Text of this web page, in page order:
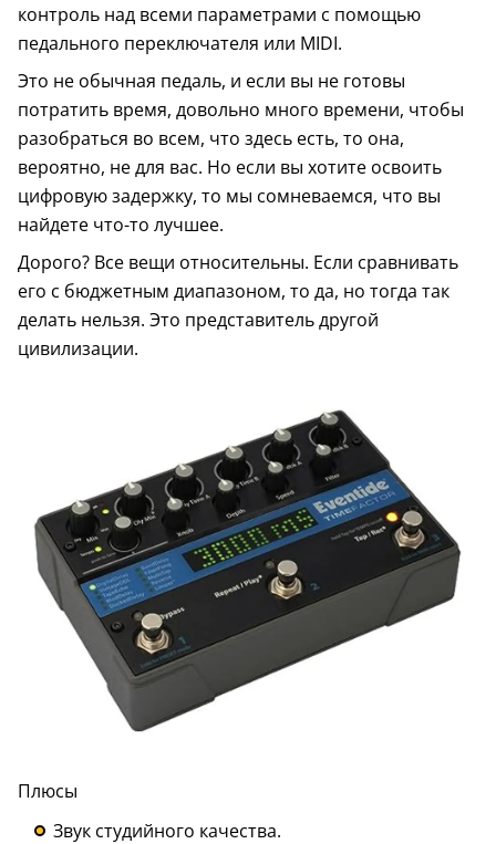
контроль над всеми параметрами с помощью
педального переключателя или MIDI.
Это не обычная педаль, и если вы не готовы
потратить время, довольно много времени, чтобы
разобраться во всем, что здесь есть, то она,
вероятно, не для вас. Но если вы хотите освоить
цифровую задержку, то мы сомневаемся, что вы
найдете что-то лучшее.
Дорого? Все вещи относительны. Если сравнивать
его с бюджетным диапазоном, то да, но тогда так
делать нельзя. Это представитель другой
цивилизации.
Плюсы
Звук студийного качества.